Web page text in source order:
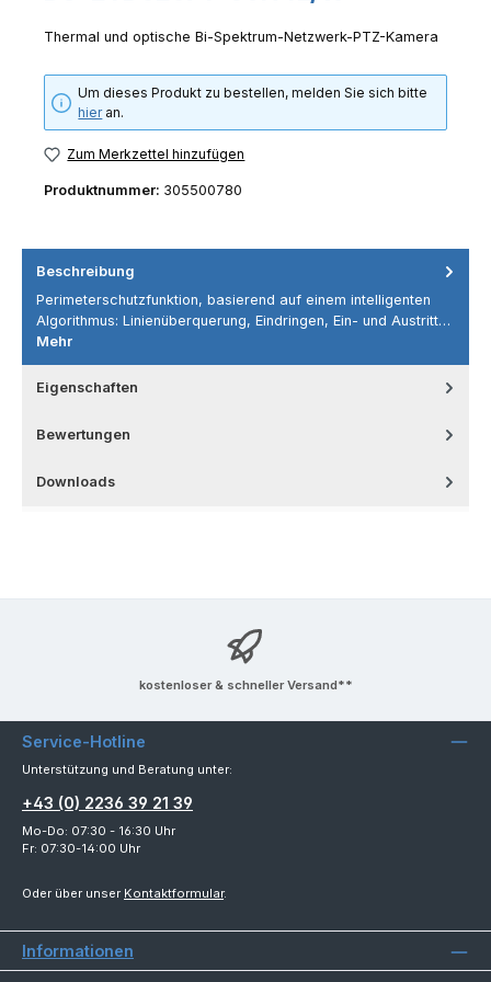
Thermal und optische Bi-Spektrum-Netzwerk-PTZ-Kamera
Um dieses Produkt zu bestellen, melden Sie sich bitte
hieran.
Zum Merkzettel hinzufügen
Produktnummer: 305500780
Beschreibung
Perimeterschutzfunktion, basierend auf einem intelligenten
Algorithmus: Linienüberquerung, Eindringen, Ein- und Austritt…
Mehr
Eigenschaften
Bewertungen
Downloads
kostenloser & schneller Versand**
Service-Hotline
Unterstützung und Beratung unter:
+43 (0) 2236 39 21 39
Mo-Do: 07:30 - 16:30 Uhr
Fr: 07:30-14:00 Uhr
Oder über unser Kontaktformular.
Informationen